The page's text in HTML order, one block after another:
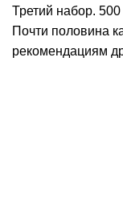
Третий набор.
Почти половина
рекомендациям